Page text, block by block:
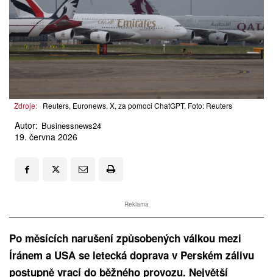
Zdroje: Reuters, Euronews, X, za pomoci ChatGPT, Foto: Reuters
Autor: Businessnews24
19. června 2026
Reklama
Po měsících narušení způsobených válkou mezi
Íránem a USA se letecká doprava v Perském zálivu
postupně vrací do běžného provozu. Největší